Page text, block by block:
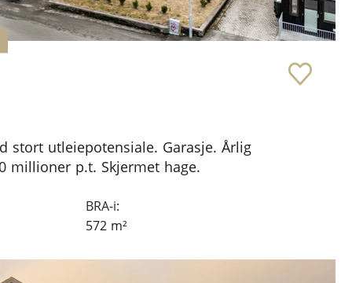
stort utleiepotensiale. Garasje. Årlig
millioner p.t. Skjermet hage.
BRA-i:
572m²